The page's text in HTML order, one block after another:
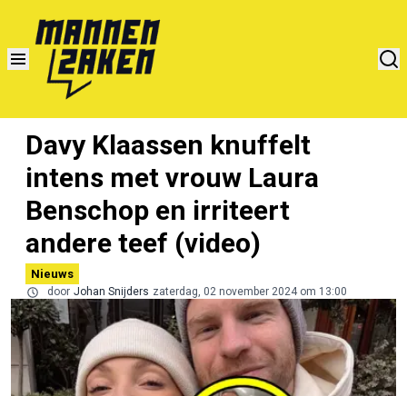
Davy Klaassen knuffelt
intens met vrouw Laura
Benschop en irriteert
andere teef (video)
Nieuws
door Johan Snijders zaterdag, 02 november 2024 om 13:00